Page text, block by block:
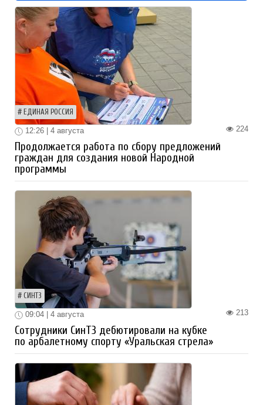
ЕДИНАЯ РОССИЯ
224
12:26 | 4 августа
Продолжается работа по сбору предложений
граждан для создания новой Народной
программы
СИНТЗ
213
09:04 | 4 августа
Сотрудники СинТЗ дебютировали на кубке
по арбалетному спорту «Уральская стрела»